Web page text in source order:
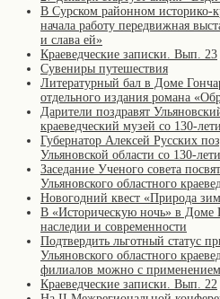
В Сурском районном историко-
начала работу передвижная
и слава ей»
Краеведческие записки. Вып. 23
Сувениры путешествия
Литературный бал в Доме
отдельного издания романа
Дарители поздравят
краеведческий музей со 130-
Губернатор Алексей Русских
Ульяновской области со 130-
Заседание Ученого совета
Ульяновского областного
Новогодний квест «Природа
В «Историческую ночь» в Доме
наследии и современности
Подтвердить льготный статус
Ульяновского областного
филиалов можно с
Краеведческие записки. Вып. 22